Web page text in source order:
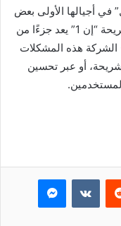
في أجيالها الأولى بعض
التحديات التقنية الصغيرة، وما يحدث مع شريحة “إن 1” يعد جزءًا من
الشركة هذه المشكلات
أو عبر تحسين
ماسنجر